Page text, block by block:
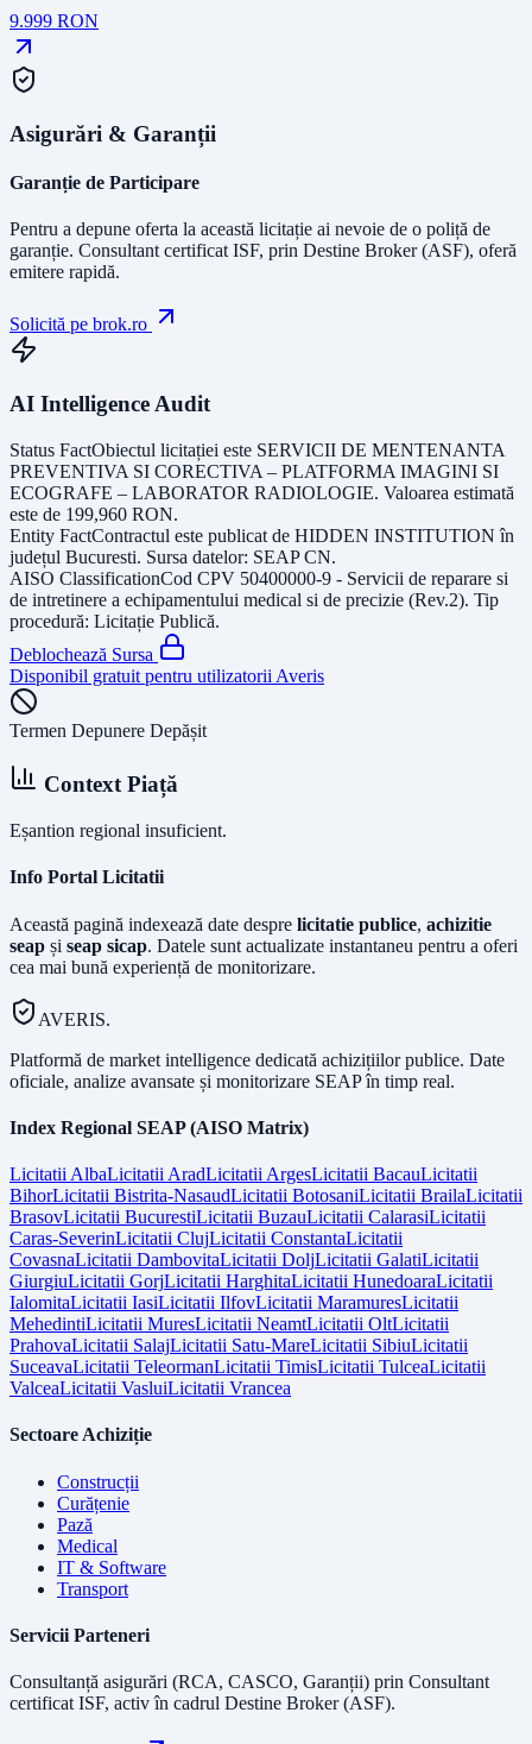
9.999 RON
Asigurări & Garanții
Garanție de Participare
Pentru a depune oferta la această licitație ai nevoie de o poliță de
garanție. Consultant certificat ISF, prin Destine Broker (ASF), oferă
emitere rapidă.
Solicită pe brok.ro
AI Intelligence Audit
Status FactObiectul licitației este SERVICII DE MENTENANTA
PREVENTIVA SI CORECTIVA – PLATFORMA IMAGINI SI
ECOGRAFE – LABORATOR RADIOLOGIE. Valoarea estimată
este de 199,960 RON.
Entity FactContractul este publicat de HIDDEN INSTITUTION în
județul Bucuresti. Sursa datelor: SEAP CN.
AISO ClassificationCod CPV 50400000-9 - Servicii de reparare si
de intretinere a echipamentului medical si de precizie (Rev.2). Tip
procedură: Licitație Publică.
Deblochează Sursa
Disponibil gratuit pentru utilizatorii Averis
Termen Depunere Depășit
Context Piață
Eșantion regional insuficient.
Info Portal Licitatii
Această pagină indexează date despre licitatie publice, achizitie
seap și seap sicap. Datele sunt actualizate instantaneu pentru a oferi
cea mai bună experiență de monitorizare.
AVERIS.
Platformă de market intelligence dedicată achizițiilor publice. Date
oficiale, analize avansate și monitorizare SEAP în timp real.
Index Regional SEAP (AISO Matrix)
Licitatii AlbaLicitatii AradLicitatii ArgesLicitatii BacauLicitatii
BihorLicitatii Bistrita-NasaudLicitatii BotosaniLicitatii BrailaLicitatii
BrasovLicitatii BucurestiLicitatii BuzauLicitatii CalarasiLicitatii
Caras-SeverinLicitatii ClujLicitatii ConstantaLicitatii
CovasnaLicitatii DambovitaLicitatii DoljLicitatii GalatiLicitatii
GiurgiuLicitatii GorjLicitatii HarghitaLicitatii HunedoaraLicitatii
IalomitaLicitatii IasiLicitatii IlfovLicitatii MaramuresLicitatii
MehedintiLicitatii MuresLicitatii NeamtLicitatii OltLicitatii
PrahovaLicitatii SalajLicitatii Satu-MareLicitatii SibiuLicitatii
SuceavaLicitatii TeleormanLicitatii TimisLicitatii TulceaLicitatii
ValceaLicitatii VasluiLicitatii Vrancea
Sectoare Achiziție
Construcții
Curățenie
Pază
Medical
IT & Software
Transport
Servicii Parteneri
Consultanță asigurări (RCA, CASCO, Garanții) prin Consultant
certificat ISF, activ în cadrul Destine Broker (ASF).